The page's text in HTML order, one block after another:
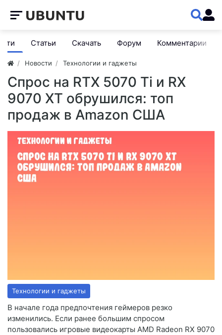
Статьи Скачать Форум Комментарии
Новости Технологии и гаджеты
Спрос на RTX 5070 Ti и RX
9070 XT обрушился: топ
продаж в Amazon США
Технологии и гаджеты
В начале года предпочтения геймеров резко
изменились. Если ранее большим спросом
пользовались игровые видеокарты AMD Radeon RX 9070